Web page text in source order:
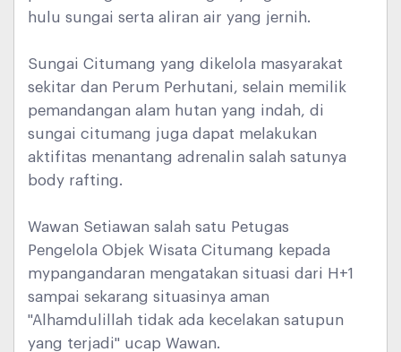
hulu sungai serta aliran air yang jernih.
Sungai Citumang yang dikelola masyarakat
sekitar dan Perum Perhutani, selain memilik
pemandangan alam hutan yang indah, di
sungai citumang juga dapat melakukan
aktifitas menantang adrenalin salah satunya
body rafting.
Wawan Setiawan salah satu Petugas
Pengelola Objek Wisata Citumang kepada
mypangandaran mengatakan situasi dari H+1
sampai sekarang situasinya aman
"Alhamdulillah tidak ada kecelakan satupun
yang terjadi" ucap Wawan.